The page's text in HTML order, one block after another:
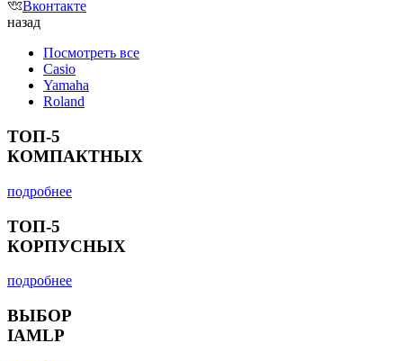
Вконтакте
назад
Посмотреть все
Casio
Yamaha
Roland
ТОП-5
КОМПАКТНЫХ
подробнее
ТОП-5
КОРПУСНЫХ
подробнее
ВЫБОР
IAMLP